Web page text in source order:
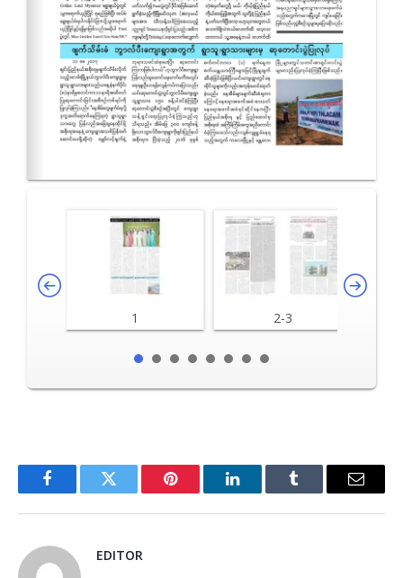
1 2-3
FacebookTwitter Pinterest LinkedInTumblr Email
EDITOR